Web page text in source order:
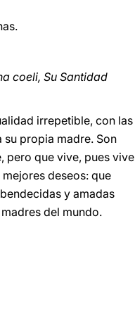
coeli, Su Santidad
irrepetible, con las
propia madre. Son
pero que vive, pues vive
deseos: que
y amadas
del mundo.